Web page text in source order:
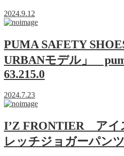
2024.9.12
PUMA SAFETY
URBANモデル」
63.215.0
2024.7.23
I’Z FRONTIER アイ
レッチジョガーパン